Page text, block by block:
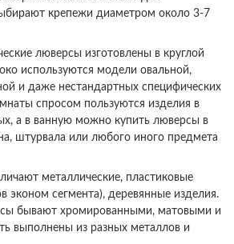
крепежи диаметром около 3-7
люверсы изготовлены в круглой
используются модели овальной,
и даже нестандартных специфических
спросом пользуются изделия в
а в ванную можно купить люверсы в
штурвала или любого иного предмета
металлические, пластиковые
эконом сегмента), деревянные изделия.
бывают хромированными, матовыми и
выполнены из разных металлов и